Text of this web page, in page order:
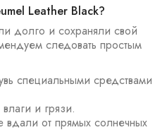
Leather Black?
долго и сохраняли свой
следовать простым
специальными средствами
и грязи.
вдали от прямых солнечных